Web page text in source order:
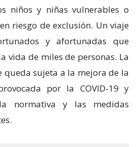
niños y niñas vulnerables o
riesgo de exclusión. Un viaje
y afortunadas que
vida de miles de personas. La
queda sujeta a la mejora de la
por la COVID-19 y
normativa y las medidas